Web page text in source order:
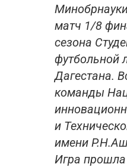
матч 1/8
сезона
футбольной
Дагестана.
команды
и
имени
Игра